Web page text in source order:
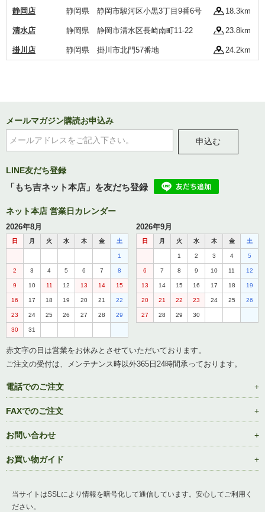
静岡店
静岡県 静岡市駿河区小黒3丁目9番6号 18.3km
清水店 静岡県 静岡市清水区長崎南町11-22 23.8km
掛川店 静岡県 掛川市北門57番地 24.2km
メールマガジン購読お申込み
申込む
LINE友だち登録
「もち吉ネット本店」を友だち登録
ネット本店 営業日カレンダー
2026年8月
日 月 火 水 木 金 土
1
2 3 4 5 6 7 8
9 10 11 12 13 14 15
16 17 18 19 20 21 22
23 24 25 26 27 28 29
30 31
2026年9月
日 月 火 水 木 金 土
1 2 3 4 5
6 7 8 9 10 11 12
13 14 15 16 17 18 19
20 21 22 23 24 25 26
27 28 29 30
赤文字の日は営業をお休みとさせていただいております。
ご注文の受付は、メンテナンス時以外365日24時間承っております。
電話でのご注文
FAXでのご注文
お問い合わせ
お買い物ガイド
当サイトはSSLにより情報を暗号化して通信しています。安心してご利用く
ださい。